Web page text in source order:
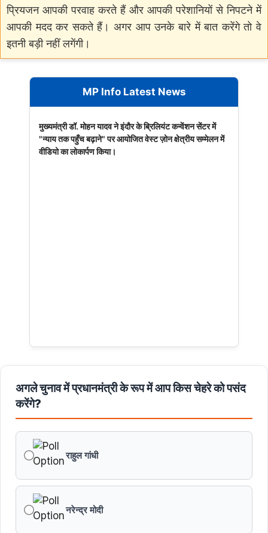
प्रियजन आपकी परवाह करते हैं और आपकी परेशानियों से निपटने में
आपकी मदद कर सकते हैं। अगर आप उनके बारे में बात करेंगे तो वे
इतनी बड़ी नहीं लगेंगी।
MP Info Latest News
मुख्यमंत्री डॉ. मोहन यादव ने इंदौर के ब्रिलियंट कन्वेंशन सेंटर में
"न्याय तक पहुँच बढ़ाने" पर आयोजित वेस्ट ज़ोन क्षेत्रीय सम्मेलन में
वीडियो का लोकार्पण किया।
अगले चुनाव में प्रधानमंत्री के रूप में आप किस चेहरे को पसंद
करेंगे?
राहुल गांधी
नरेन्द्र मोदी